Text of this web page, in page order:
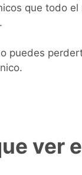
que todo
.
puedes
ver